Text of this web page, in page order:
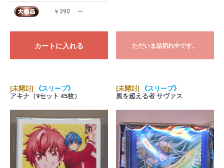
￥390 ---
カートに入れる ただいま品切れ中です。
[未開封]
《スリーブ》
アキナ（9セット 45枚）
[未開封]
《スリーブ》
嵐を超える者 サヴァス